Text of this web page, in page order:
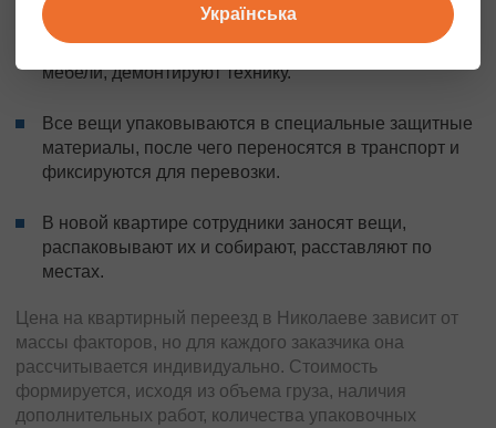
работы подготовки к переезду - упаковывают
домашние вещи, занимаются сборкой и разборкой
мебели, демонтируют технику.
Все вещи упаковываются в специальные защитные
материалы, после чего переносятся в транспорт и
фиксируются для перевозки.
В новой квартире сотрудники заносят вещи,
распаковывают их и собирают, расставляют по
местах.
Цена на квартирный переезд в Николаеве зависит от
массы факторов, но для каждого заказчика она
рассчитывается индивидуально. Стоимость
формируется, исходя из объема груза, наличия
дополнительных работ, количества упаковочных
Українська